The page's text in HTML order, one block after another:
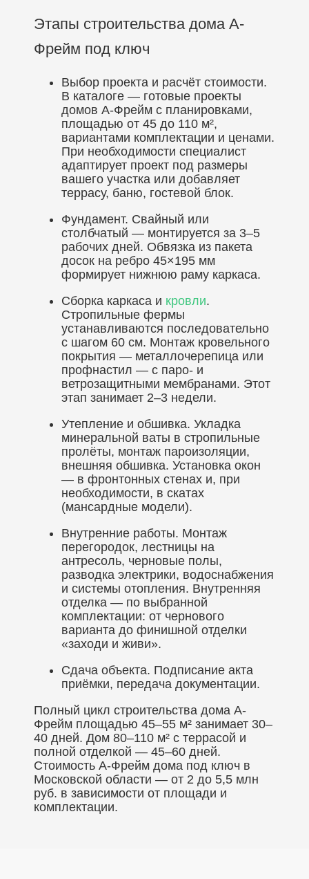
Этапы строительства дома А-
Фрейм под ключ
Выбор проекта и расчёт стоимости.
В каталоге — готовые проекты
домов А-Фрейм с планировками,
площадью от 45 до 110 м²,
вариантами комплектации и ценами.
При необходимости специалист
адаптирует проект под размеры
вашего участка или добавляет
террасу, баню, гостевой блок.
Фундамент. Свайный или
столбчатый — монтируется за 3–5
рабочих дней. Обвязка из пакета
досок на ребро 45×195 мм
формирует нижнюю раму каркаса.
Сборка каркаса и кровли.
Стропильные фермы
устанавливаются последовательно
с шагом 60 см. Монтаж кровельного
покрытия — металлочерепица или
профнастил — с паро- и
ветрозащитными мембранами. Этот
этап занимает 2–3 недели.
Утепление и обшивка. Укладка
минеральной ваты в стропильные
пролёты, монтаж пароизоляции,
внешняя обшивка. Установка окон
— в фронтонных стенах и, при
необходимости, в скатах
(мансардные модели).
Внутренние работы. Монтаж
перегородок, лестницы на
антресоль, черновые полы,
разводка электрики, водоснабжения
и системы отопления. Внутренняя
отделка — по выбранной
комплектации: от чернового
варианта до финишной отделки
«заходи и живи».
Сдача объекта. Подписание акта
приёмки, передача документации.
Полный цикл строительства дома А-
Фрейм площадью 45–55 м² занимает 30–
40 дней. Дом 80–110 м² с террасой и
полной отделкой — 45–60 дней.
Стоимость А-Фрейм дома под ключ в
Московской области — от 2 до 5,5 млн
руб. в зависимости от площади и
комплектации.